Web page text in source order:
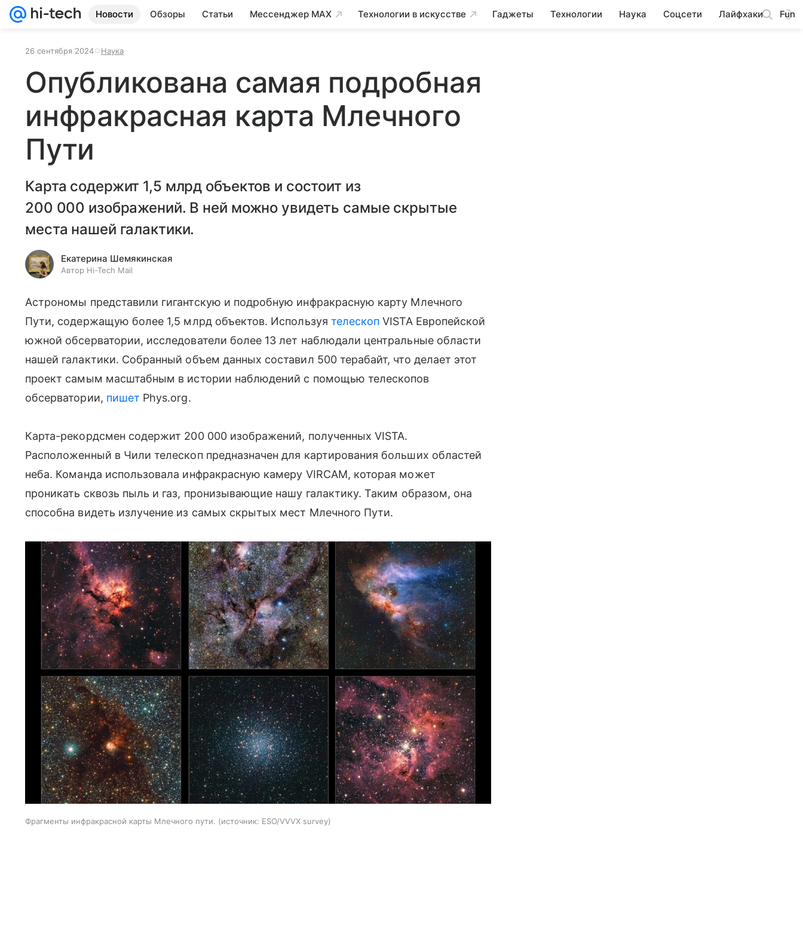
Новости Обзоры Статьи Мессенджер MAX Технологии в искусстве Гаджеты Технологии Наука Соцсети Лайфхаки Fun
26 сентября 2024 Наука
Опубликована самая подробная
инфракрасная карта Млечного
Пути
Карта содержит 1,5 млрд объектов и состоит из
200 000 изображений. В ней можно увидеть самые скрытые
места нашей галактики.
Екатерина Шемякинская
Автор Hi-Tech Mail
Астрономы представили гигантскую и подробную инфракрасную карту Млечного
Пути, содержащую более 1,5 млрд объектов. Используя телескоп VISTA Европейской
южной обсерватории, исследователи более 13 лет наблюдали центральные области
нашей галактики. Собранный объем данных составил 500 терабайт, что делает этот
проект самым масштабным в истории наблюдений с помощью телескопов
обсерватории, пишет Phys.org.
Карта-рекордсмен содержит 200 000 изображений, полученных VISTA.
Расположенный в Чили телескоп предназначен для картирования больших областей
неба. Команда использовала инфракрасную камеру VIRCAM, которая может
проникать сквозь пыль и газ, пронизывающие нашу галактику. Таким образом, она
способна видеть излучение из самых скрытых мест Млечного Пути.
Фрагменты инфракрасной карты Млечного пути. источник: ESO/VVVX survey